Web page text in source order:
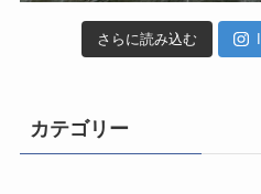
さらに読み込む
カテゴリー